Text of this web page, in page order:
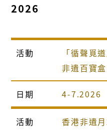
2026
活動
「循聲覓
非遺百寶盒
日期 4-7.2026
活動 香港非遺